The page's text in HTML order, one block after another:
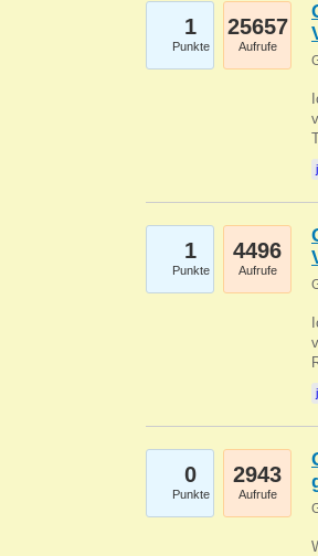
1
Punkte
25657
Aufrufe
1
Punkte
4496
Aufrufe
0
Punkte
2943
Aufrufe